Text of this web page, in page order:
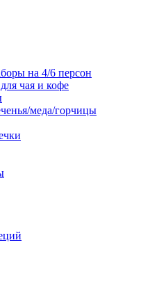
на 4/6 персон
чая и кофе
меда/горчицы